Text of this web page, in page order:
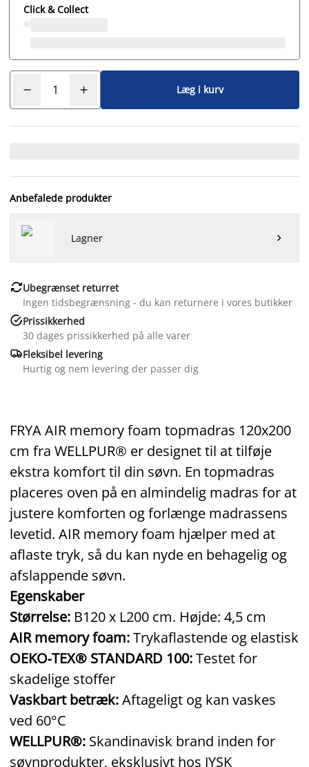
Click & Collect
Læg i kurv
Anbefalede produkter
Lagner 
Ubegrænset returret
Ingen tidsbegrænsning - du kan returnere i vores butikker
Prissikkerhed
30 dages prissikkerhed på alle varer
Fleksibel levering
Hurtig og nem levering der passer dig
FRYA AIR memory foam topmadras 120x200
cm fra WELLPUR® er designet til at tilføje
ekstra komfort til din søvn. En topmadras
placeres oven på en almindelig madras for at
justere komforten og forlænge madrassens
levetid. AIR memory foam hjælper med at
aflaste tryk, så du kan nyde en behagelig og
afslappende søvn.
Egenskaber
Størrelse: B120 x L200 cm. Højde: 4,5 cm
AIR memory foam:Trykaflastende og elastisk
OEKO‑TEX® STANDARD 100:Testet for
skadelige stoffer
Vaskbart betræk:Aftageligt og kan vaskes
ved 60°C
WELLPUR®: Skandinavisk brand inden for
søvnprodukter, eksklusivt hos JYSK